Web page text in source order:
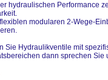
hydraulischen Performance
modularen 2-Wege-
Sie Hydraulikventile mit
dann sprechen Sie